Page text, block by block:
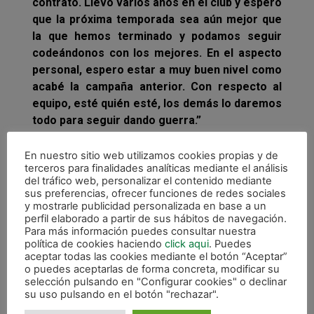
que la próxima temporada sea aún mejor que
la que hemos terminado y podamos seguir
codeándonos con los mejores. En el aspecto
personal, espero estar a muy buen nivel como
acabé la campaña anterior. Con respecto al
equipo, esté quién esté, los demás lo daremos
todo para seguir dando guerra.”
Gurpea para la temporada 2016/2017 seguirá
siendo la misma con Raúl acompañando a
Asier.
En nuestro sitio web utilizamos cookies propias y de
terceros para finalidades analíticas mediante el análisis
del tráfico web, personalizar el contenido mediante
sus preferencias, ofrecer funciones de redes sociales
y mostrarle publicidad personalizada en base a un
perfil elaborado a partir de sus hábitos de navegación.
Para más información puedes consultar nuestra
política de cookies haciendo click aqui. Puedes
aceptar todas las cookies mediante el botón “Aceptar”
o puedes aceptarlas de forma concreta, modificar su
selección pulsando en "Configurar cookies" o declinar
su uso pulsando en el botón "rechazar".